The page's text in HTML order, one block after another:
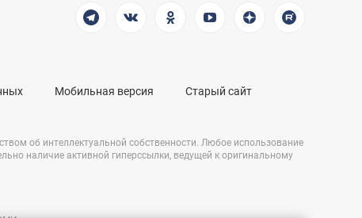
Мобильная версия Старый сайт
об интеллектуальной собственности. Любое использование
наличие активной гиперссылки, ведущей к оригинальному